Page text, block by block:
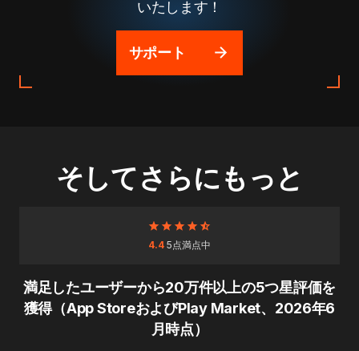
いたします！
サポート
そしてさらにもっと
4.45点満点中
満足したユーザーから20万件以上の5つ星評価を
獲得（App StoreおよびPlay Market、2026年6
月時点）